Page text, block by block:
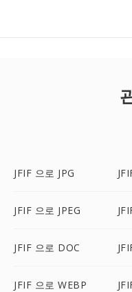
JFIF 으로 JPG
JFIF 으로 JPEG
JFIF 으로 DOC
JFIF 으로 WEBP